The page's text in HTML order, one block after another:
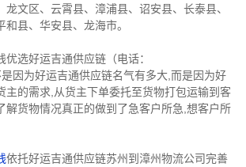
龙文区、云霄县、漳浦县、诏安县、长泰县、
县、华安县、龙海市。
优选好运吉通供应链（电话：
因为好运吉通供应链名气有多大,而是因为好
主的需求,从货主下单委托至货物打包运输到客
解货物情况真正的做到了急客户所急,想客户所
依托好运吉通供应链苏州到漳州物流公司完善